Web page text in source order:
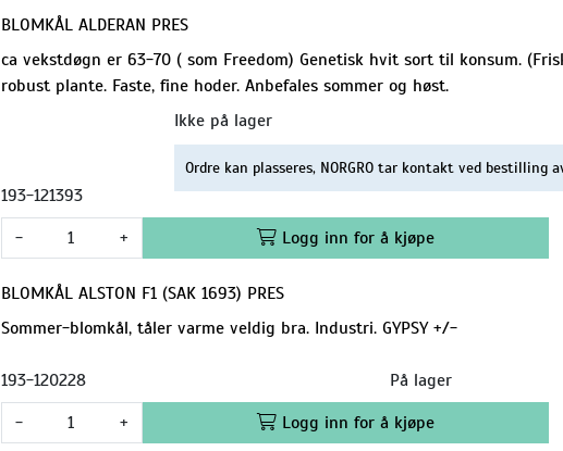
BLOMKÅL ALDERAN PRES
ca vekstdøgn er 63-70 ( som Freedom) Genetisk hvit sort til konsum.
robust plante. Faste, fine hoder. Anbefales sommer og høst.
193-121393
Ikke på lager
Ordre kan plasseres, NORGRO tar kontakt ved bestilling
- + Logg inn for å kjøpe
BLOMKÅL ALSTON F1 (SAK 1693) PRES
Sommer-blomkål, tåler varme veldig bra. Industri. GYPSY +/-
193-120228 På lager
- + Logg inn for å kjøpe